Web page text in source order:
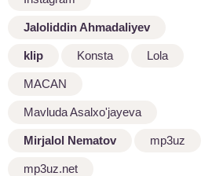
Jaloliddin Ahmadaliyev
klip Konsta Lola
MACAN
Mavluda Asalxo'jayeva
Mirjalol Nematov mp3uz
mp3uz.net